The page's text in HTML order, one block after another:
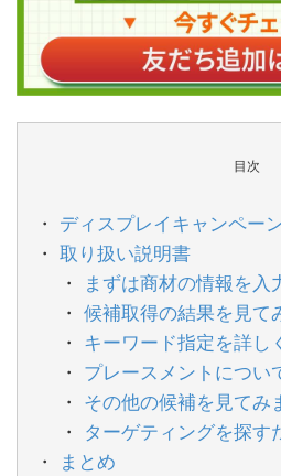
目次
ディスプレイキャンペー
取り扱い説明書
まずは商材の情報を入
候補取得の結果を見て
キーワード指定を詳し
プレースメントについ
その他の候補を見てみ
ターゲティングを探す
まとめ